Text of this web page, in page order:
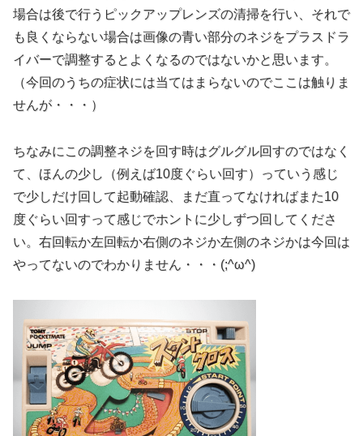
場合は後で行うピックアップレンズの清掃を行い、それで
も良くならない場合は画像の青い部分のネジをプラスドラ
イバーで調整するとよくなるのではないかと思います。
（今回のうちの症状には当てはまらないのでここは触りま
せんが・・・）
ちなみにこの調整ネジを回す時はグルグル回すのではなく
て、ほんの少し（例えば10度ぐらい回す）っていう感じ
で少しだけ回して起動確認、まだ直ってなければまた10
度ぐらい回すって感じでホントに少しずつ回してくださ
い。右回転か左回転か右側のネジか左側のネジかは今回は
やってないのでわかりません・・・(;^ω^)